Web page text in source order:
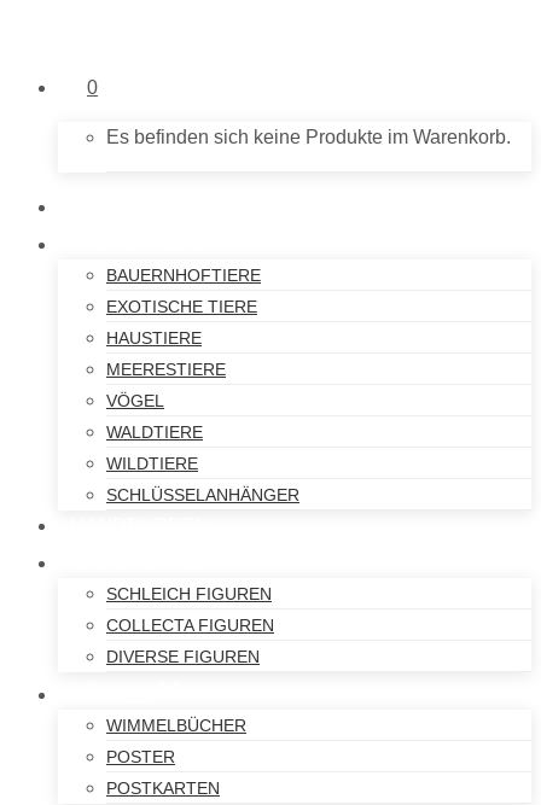
0
Es befinden sich keine Produkte im Warenkorb.
BAUERNHOFTIERE
EXOTISCHE TIERE
HAUSTIERE
MEERESTIERE
VÖGEL
WALDTIERE
WILDTIERE
SCHLÜSSELANHÄNGER
SCHLEICH FIGUREN
COLLECTA FIGUREN
DIVERSE FIGUREN
WIMMELBÜCHER
POSTER
POSTKARTEN